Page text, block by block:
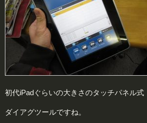
初代iPadぐらいの大きさのタッチパネル式
ダイアグツールですね。